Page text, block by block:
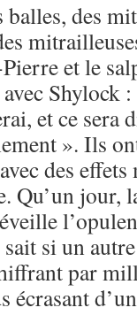
des
et le
Shylock
et ce sera
». Ils
des
Qu’un jour,
si un
par
écrasant